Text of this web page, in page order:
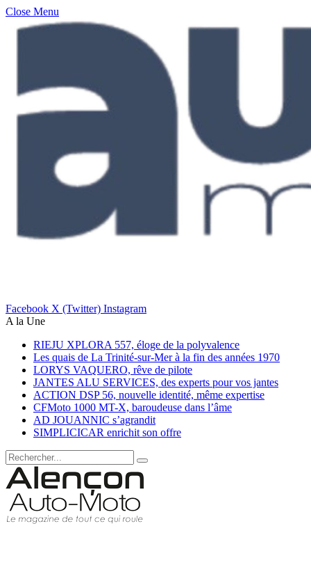
Close Menu
Facebook X (Twitter) Instagram
A la Une
RIEJU XPLORA 557, éloge de la polyvalence
Les quais de La Trinité-sur-Mer à la fin des années 1970
LORYS VAQUERO, rêve de pilote
JANTES ALU SERVICES, des experts pour vos jantes
ACTION DSP 56, nouvelle identité, même expertise
CFMoto 1000 MT-X, baroudeuse dans l’âme
AD JOUANNIC s’agrandit
SIMPLICICAR enrichit son offre